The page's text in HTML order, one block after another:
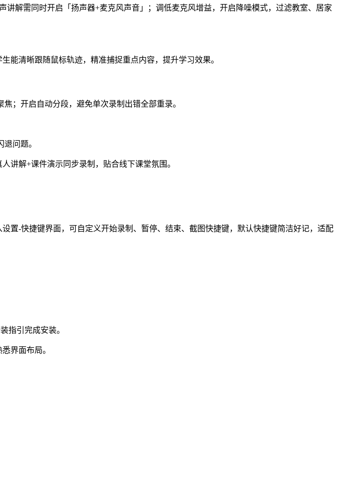
解需同时开启「扬声器+麦克风声音」；调低麦克风增益，开启降噪模式，过滤教室、居家
能清晰跟随鼠标轨迹，精准捕捉重点内容，提升学习效果。
；开启自动分段，避免单次录制出错全部重录。
问题。
讲解+课件演示同步录制，贴合线下课堂氛围。
置-快捷键界面，可自定义开始录制、暂停、结束、截图快捷键，默认快捷键简洁好记，适配
指引完成安装。
界面布局。